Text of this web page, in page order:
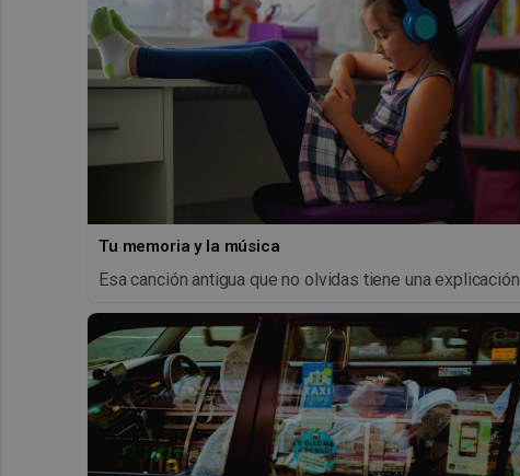
Tu memoria y la música
Esa canción antigua que no olvidas tiene una explicación